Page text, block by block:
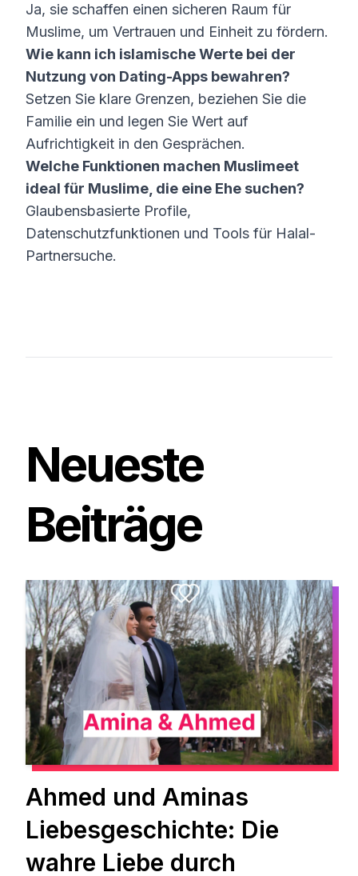
Ja, sie schaffen einen sicheren Raum für
Muslime, um Vertrauen und Einheit zu fördern.
Wie kann ich islamische Werte bei der
Nutzung von Dating-Apps bewahren?
Setzen Sie klare Grenzen, beziehen Sie die
Familie ein und legen Sie Wert auf
Aufrichtigkeit in den Gesprächen.
Welche Funktionen machen Muslimeet
ideal für Muslime, die eine Ehe suchen?
Glaubensbasierte Profile,
Datenschutzfunktionen und Tools für Halal-
Partnersuche.
Neueste
Beiträge
Ahmed und Aminas
Liebesgeschichte: Die
wahre Liebe durch